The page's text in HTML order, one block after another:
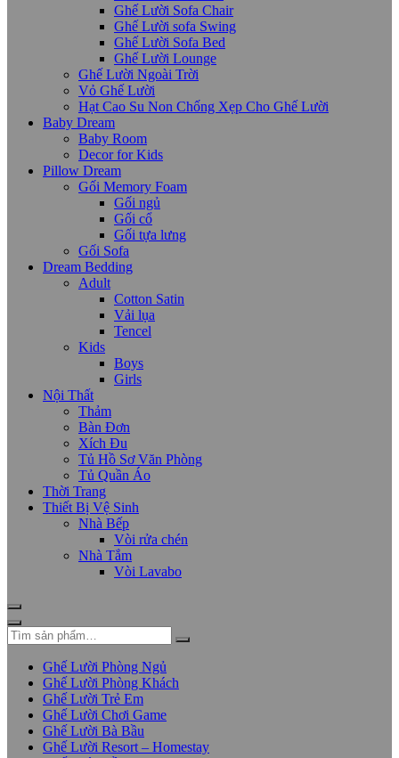
Ghế Lười Sofa Chair
Ghế Lười sofa Swing
Ghế Lười Sofa Bed
Ghế Lười Lounge
Ghế Lười Ngoài Trời
Vỏ Ghế Lười
Hạt Cao Su Non Chống Xẹp Cho Ghế Lười
Baby Dream
Baby Room
Decor for Kids
Pillow Dream
Gối Memory Foam
Gối ngủ
Gối cổ
Gối tựa lưng
Gối Sofa
Dream Bedding
Adult
Cotton Satin
Vải lụa
Tencel
Kids
Boys
Girls
Nội Thất
Thảm
Bàn Đơn
Xích Đu
Tủ Hồ Sơ Văn Phòng
Tủ Quần Áo
Thời Trang
Thiết Bị Vệ Sinh
Nhà Bếp
Vòi rửa chén
Nhà Tắm
Vòi Lavabo
Ghế Lười Phòng Ngủ
Ghế Lười Phòng Khách
Ghế Lười Trẻ Em
Ghế Lười Chơi Game
Ghế Lười Bà Bầu
Ghế Lười Resort – Homestay